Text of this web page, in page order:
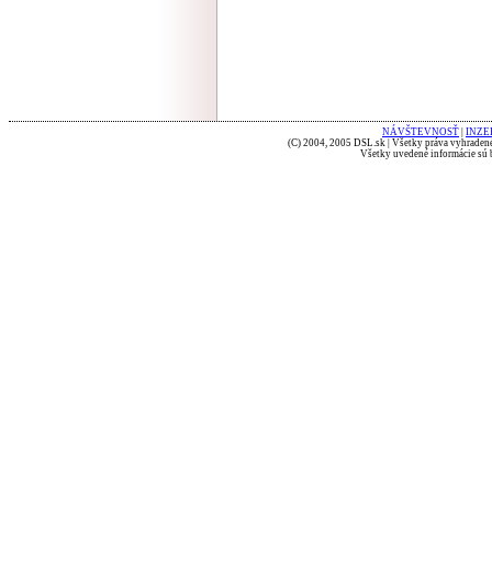
NÁVŠTEVNOSŤ
(C) 2004, 2005 DSL.sk | Všetky práva
Všetky uvedené informácie sú